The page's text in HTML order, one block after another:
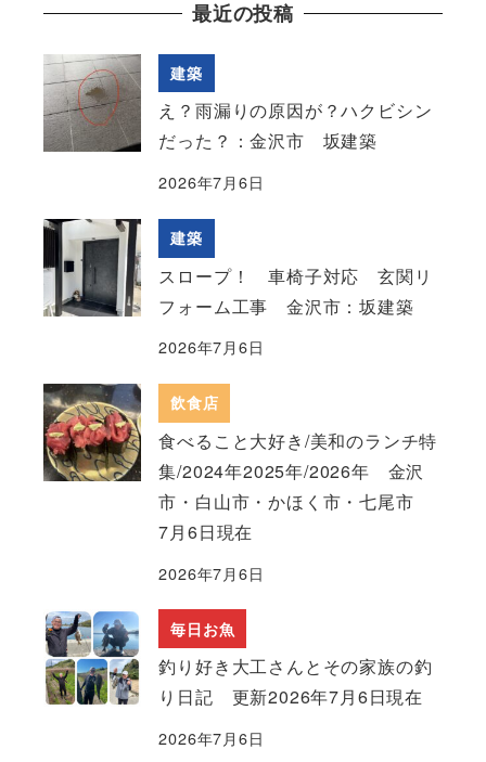
最近の投稿
建築
え？雨漏りの原因が？ハクビシン
だった？：金沢市 坂建築
2026年7月6日
建築
スロープ！ 車椅子対応 玄関リ
フォーム工事 金沢市：坂建築
2026年7月6日
飲食店
食べること大好き/美和のランチ特
集/2024年2025年/2026年 金沢
市・白山市・かほく市・七尾市
7月6日現在
2026年7月6日
毎日お魚
釣り好き大工さんとその家族の釣
り日記 更新2026年7月6日現在
2026年7月6日